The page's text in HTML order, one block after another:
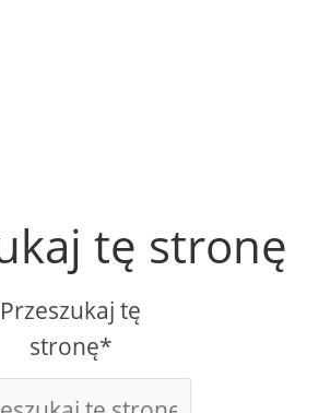
tę stronę
Przeszukaj tę
stronę*